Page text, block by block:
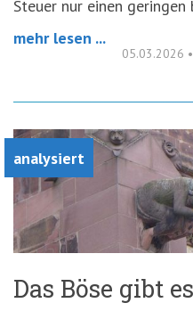
Steuer nur einen
mehr lesen ...
05.03.2026 •
analysiert
Das Böse gibt